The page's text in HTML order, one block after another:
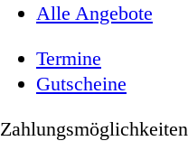
Alle Angebote
Termine
Gutscheine
Zahlungsmöglichkeiten